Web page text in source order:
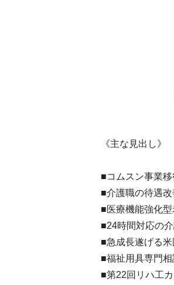
《主な見出し》
■コムスン事業
■介護職の待遇
■医療機能強化
■24時間対応の
■急成長遂げる
■福祉用具専門
■第22回リハ工